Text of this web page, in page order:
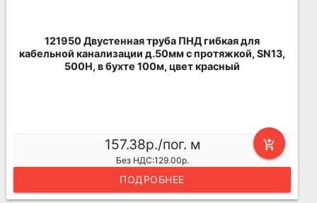
121950 Двустенная труба ПНД гибкая для
кабельной канализации д.50мм с протяжкой, SN13,
500Н, в бухте 100м, цвет красный
add_shopping_cart
157.38р./пог. м
Без НДС:129.00р.
ПОДРОБНЕЕ